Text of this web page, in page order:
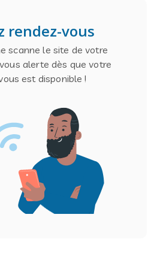
rendez-vous
scanne le site de votre
alerte dès que votre
est disponible !